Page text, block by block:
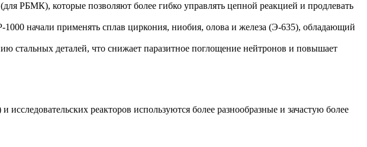
РБМК), которые позволяют более гибко управлять цепной реакцией и продлевать
начали применять сплав циркония, ниобия, олова и железа (Э-635), обладающий
стальных деталей, что снижает паразитное поглощение нейтронов и повышает
реакторов используются более разнообразные и зачастую более